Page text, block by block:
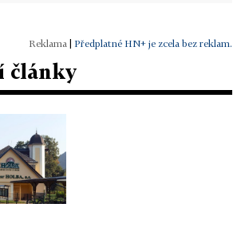
Předplatné HN+ je zcela bez reklam.
články